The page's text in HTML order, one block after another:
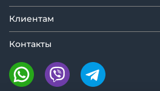
Клиентам
Контакты